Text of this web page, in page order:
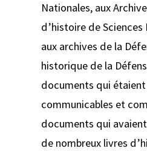
Nationales, aux
d’histoire de
aux archives de la
historique de la
documents qui
communicables et
documents qui
de nombreux livres